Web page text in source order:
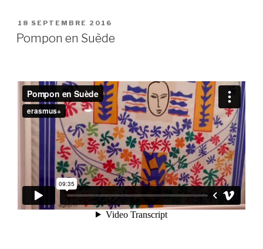
PUBLIÉ
LE
18 SEPTEMBRE 2016
Pompon en Suède